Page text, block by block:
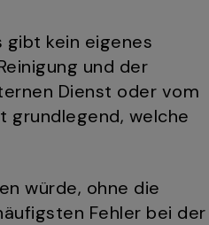
gibt kein eigenes
und der
Dienst oder vom
grundlegend, welche
würde, ohne die
Fehler bei der